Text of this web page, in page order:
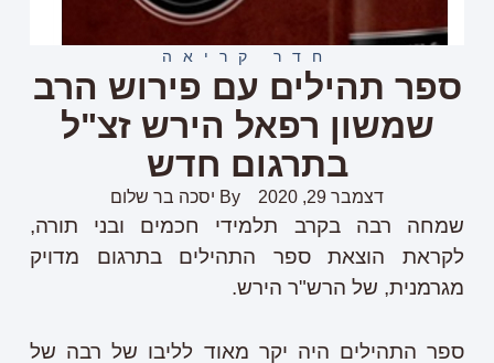
חדר קריאה
ספר תהילים עם פירוש הרב
שמשון רפאל הירש זצ"ל
בתרגום חדש
דצמבר 29, 2020 By יסכה בר שלום
שמחה רבה בקרב תלמידי חכמים ובני תורה,
לקראת הוצאת ספר התהילים בתרגום מדויק
מגרמנית, של הרש"ר הירש.
ספר התהילים היה יקר מאוד לליבו של רבה של